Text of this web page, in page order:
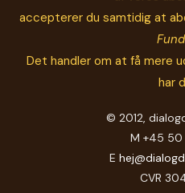
accepterer du samtidig at
Det handler om at få mere
har
© 2012,
M +45 50
E
CVR